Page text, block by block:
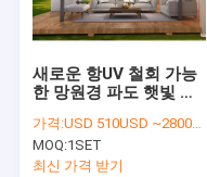
새로운 항UV 철회 가능
한 망원경 파도 햇빛 빗
막 선반
가격:USD 510USD ~2800USD or more based on the sizes
MOQ:1SET
최신 가격 받기